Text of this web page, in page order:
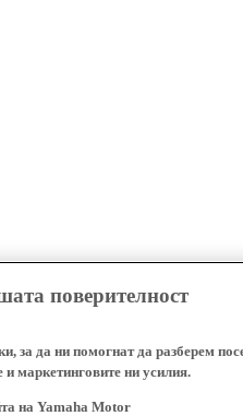
поверителност
за да ни помогнат да разберем
и маркетинговите ни усилия.
на Yamaha Motor